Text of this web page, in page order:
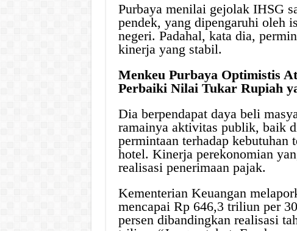
Purbaya menilai gejolak IHSG
pendek, yang dipengaruhi oleh
negeri. Padahal, kata dia,
kinerja yang stabil.
Menkeu Purbaya Optimistis
Perbaiki Nilai Tukar Rupiah
Dia berpendapat daya beli
ramainya aktivitas publik, baik
permintaan terhadap kebutuhan
hotel. Kinerja perekonomian
realisasi penerimaan pajak.
Kementerian Keuangan
mencapai Rp 646,3 triliun per
persen dibandingkan realisasi